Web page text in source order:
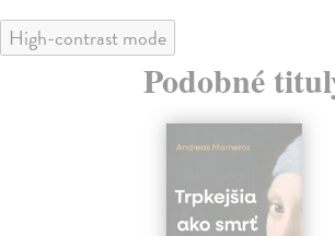
High-contrast mode
Podobné